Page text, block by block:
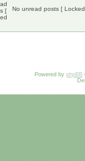
No unread posts [
Powered by phpBB